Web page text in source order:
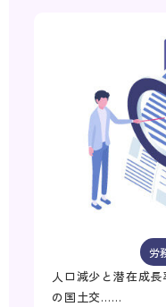
労
人口減少と潜在成
の国土交……